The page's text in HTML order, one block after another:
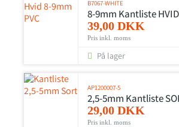
B7067-WHITE
8-9mm Kantliste HVID
39,00 DKK
Pris inkl. moms
På lager
AP1200007-5
2,5-5mm Kantliste
29,00 DKK
Pris inkl. moms